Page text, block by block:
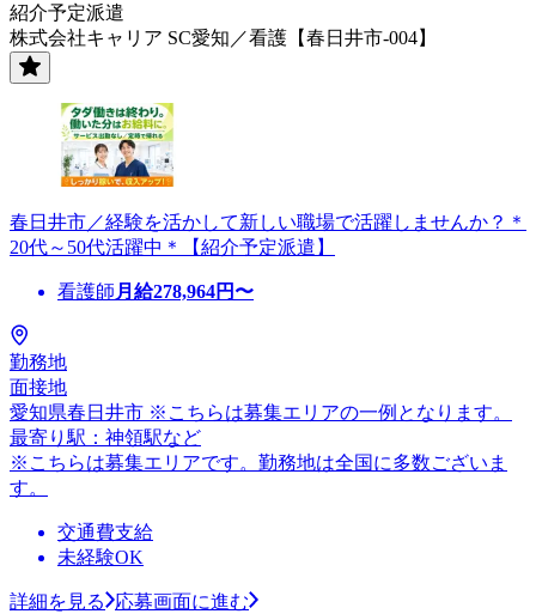
紹介予定派遣
株式会社キャリア SC愛知／看護【春日井市-004】
春日井市／経験を活かして新しい職場で活躍しませんか？＊
20代～50代活躍中＊【紹介予定派遣】
看護師 月給278,964円〜
勤務地
面接地
愛知県春日井市 ※こちらは募集エリアの一例となります。
最寄り駅：神領駅など
※こちらは募集エリアです。勤務地は全国に多数ございま
す。
交通費支給
未経験OK
詳細を見る
応募画面に進む